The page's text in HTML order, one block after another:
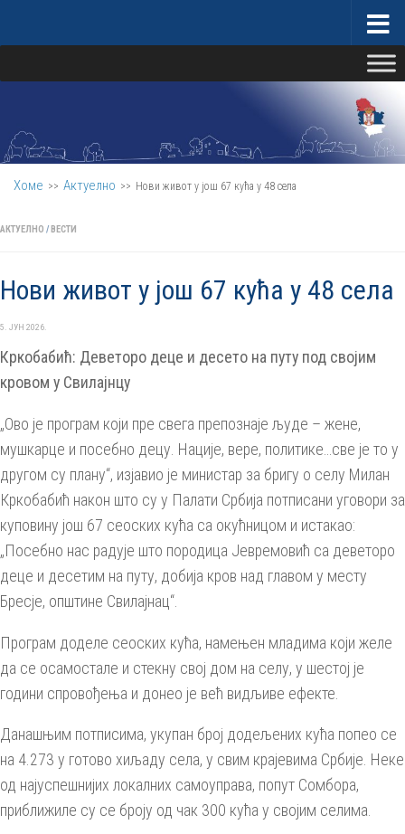
Хоме >> Актуелно >> Нови живот у још 67 кућа у 48 села
АКТУЕЛНО /ВЕСТИ
Нови живот у још 67 кућа у 48 села
5. ЈУН 2026.
Кркобабић: Деветоро деце и десето на путу под својим
кровом у Свилајнцу
„Ово је програм који пре свега препознаје људе – жене,
мушкарце и посебно децу. Нације, вере, политике…све је то у
другом су плану“, изјавио је министар за бригу о селу Милан
Кркобабић након што су у Палати Србија потписани уговори за
куповину још 67 сеоских кућа са окућницом и истакао:
„Посебно нас радује што породица Јевремовић са деветоро
деце и десетим на путу, добија кров над главом у месту
Бресје, општине Свилајнац“.
Програм доделе сеоских кућа, намењен младима који желе
да се осамостале и стекну свој дом на селу, у шестој је
години спровођења и донео је већ видљиве ефекте.
Данашњим потписима, укупан број додељених кућа попео се
на 4.273 у готово хиљаду села, у свим крајевима Србије. Неке
од најуспешнијих локалних самоуправа, попут Сомбора,
приближиле су се броју од чак 300 кућа у својим селима.